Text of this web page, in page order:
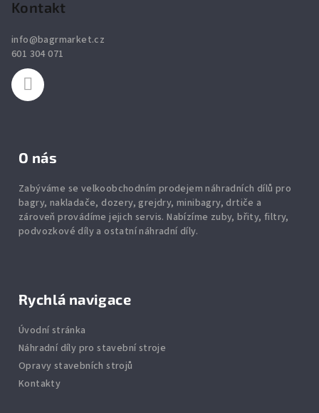
Kontakt
info@bagrmarket.cz
601 304 071
O nás
Zabýváme se velkoobchodním prodejem náhradních dílů pro
bagry, nakladače, dozery, grejdry, minibagry, drtiče a
zároveň provádíme jejich servis. Nabízíme zuby,břity,filtry,
podvozkové díly a ostatní náhradní díly.
Rychlá navigace
Úvodní stránka
Náhradní díly pro stavební stroje
Opravy stavebních strojů
Kontakty